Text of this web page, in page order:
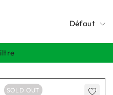
Défaut
SOLD OUT